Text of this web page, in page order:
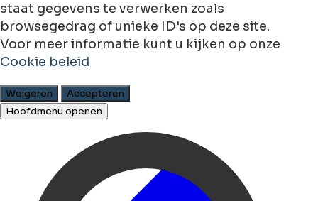
staat gegevens te verwerken zoals
browsegedrag of unieke ID's op deze site.
Voor meer informatie kunt u kijken op onze
Cookie beleid
Weigeren
Accepteren
Hoofdmenu openen